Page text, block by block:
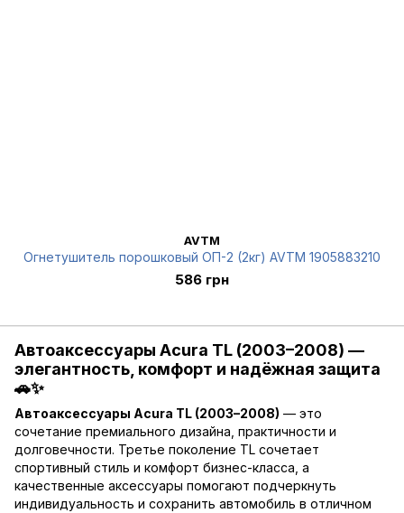
AVTM
Огнетушитель порошковый ОП-2 (2кг) AVTM 1905883210
586 грн
Автоаксессуары Acura TL (2003–2008) —
элегантность, комфорт и надёжная защита
🚗✨
Автоаксессуары Acura TL (2003–2008) — это
сочетание премиального дизайна, практичности и
долговечности. Третье поколение TL сочетает
спортивный стиль и комфорт бизнес-класса, а
качественные аксессуары помогают подчеркнуть
индивидуальность и сохранить автомобиль в отличном